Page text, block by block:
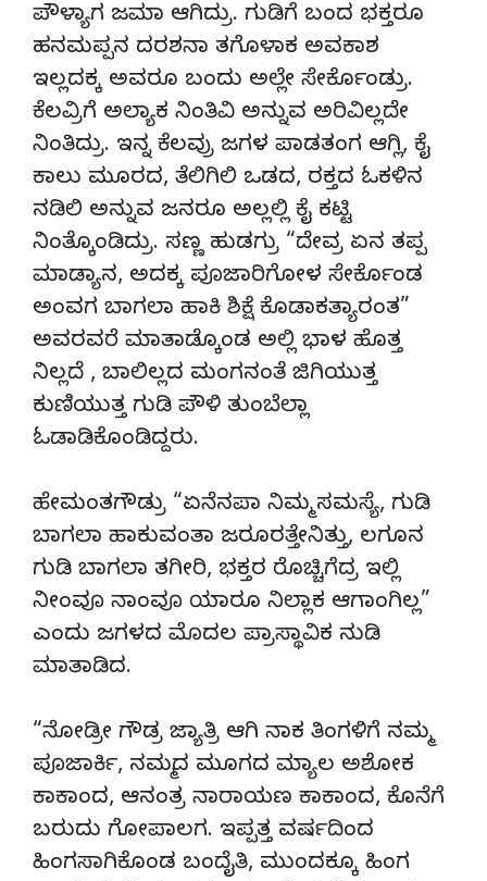
ಪೌಳ್ಯಾಗ ಜಮಾ ಆಗಿದ್ರು. ಗುಡಿಗೆ ಬಂದ ಭಕ್ತರೂ
ಹನಮಪ್ಪನ ದರಶನಾ ತಗೊಳಾಕ ಅವಕಾಶ
ಇಲ್ಲದಕ್ಕ ಅವರೂ ಬಂದು ಅಲ್ಲೇ ಸೇರ್ಕೊಂಡ್ರು.
ಕೆಲವ್ರಿಗೆ ಅಲ್ಯಾಕ ನಿಂತಿವಿ ಅನ್ನುವ ಅರಿವಿಲ್ಲದೇ
ನಿಂತಿದ್ರು. ಇನ್ನ ಕೆಲವ್ರು ಜಗಳ ಪಾಡತಂಗ ಆಗ್ಲಿ, ಕೈ
ಕಾಲು ಮೂರದ, ತೆಲಿಗಿಲಿ ಒಡದ, ರಕ್ತದ ಓಕಳಿನ
ನಡಿಲಿ ಅನ್ನುವ ಜನರೂ ಅಲ್ಲಲ್ಲಿ ಕೈ ಕಟ್ಟಿ
ನಿಂತ್ಕೊಂಡಿದ್ರು. ಸಣ್ಣ ಹುಡಗ್ರು “ದೇವ್ರ ಏನ ತಪ್ಪ
ಮಾಡ್ಯಾನ, ಅದಕ್ಕ ಪೂಜಾರಿಗೋಳ ಸೇರ್ಕೊಂಡ
ಅಂವಗ ಬಾಗಲಾ ಹಾಕಿ ಶಿಕ್ಷೆ ಕೊಡಾಕತ್ಯಾರಂತ”
ಅವರವರೆ ಮಾತಾಡ್ಕೊಂಡ ಅಲ್ಲಿ ಭಾಳ ಹೊತ್ತ
ನಿಲ್ಲದೆ , ಬಾಲಿಲ್ಲದ ಮಂಗನಂತೆ ಜಿಗಿಯುತ್ತ
ಕುಣಿಯುತ್ತ ಗುಡಿ ಪೌಳಿ ತುಂಬೆಲ್ಲಾ
ಓಡಾಡಿಕೊಂಡಿದ್ದರು.
ಹೇಮಂತಗೌಡ್ರು “ಏನೆನಪಾ ನಿಮ್ಮ ಸಮಸ್ಯೆ, ಗುಡಿ
ಬಾಗಲಾ ಹಾಕುವಂತಾ ಜರೂರತ್ತೇನಿತ್ತು, ಲಗೂನ
ಗುಡಿ ಬಾಗಲಾ ತಗೀರಿ, ಭಕ್ತರ ರೊಚ್ಚಿಗೆದ್ರ ಇಲ್ಲಿ
ನೀಂವೂ ನಾಂವೂ ಯಾರೂ ನಿಲ್ಲಾಕ ಆಗಾಂಗಿಲ್ಲ”
ಎಂದು ಜಗಳದ ಮೊದಲ ಪ್ರಾಸ್ಥಾವಿಕ ನುಡಿ
ಮಾತಾಡಿದ.
“ನೋಡ್ರೀ ಗೌಡ್ರ ಜ್ಯಾತ್ರಿ ಆಗಿ ನಾಕ ತಿಂಗಳಿಗೆ ನಮ್ಮ
ಪೂಜಾರ್ಕಿ, ನಮ್ಮದ ಮೂಗದ ಮ್ಯಾಲ ಅಶೋಕ
ಕಾಕಾಂದ, ಆನಂತ್ರ ನಾರಾಯಣ ಕಾಕಾಂದ, ಕೊನೆಗೆ
ಬರುದು ಗೋಪಾಲಗ. ಇಪ್ಪತ್ತ ವರ್ಷದಿಂದ
ಹಿಂಗಸಾಗಿಕೊಂಡ ಬಂದೈತಿ, ಮುಂದಕ್ಕೂ ಹಿಂಗ